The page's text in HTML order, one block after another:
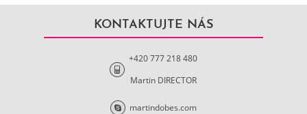
KONTAKTUJTE NÁS
+420 777 218 480
Martin DIRECTOR
martindobes.com